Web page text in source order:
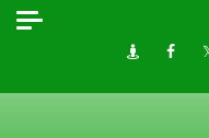
Skip
Draugiem